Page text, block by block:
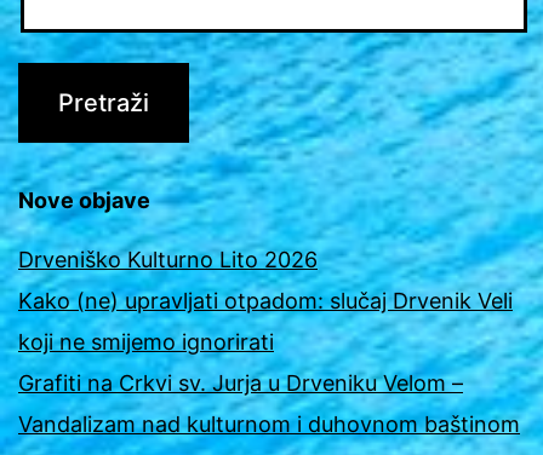
Nove objave
Drveniško Kulturno Lito 2026
Kako (ne) upravljati otpadom: slučaj Drvenik Veli
koji ne smijemo ignorirati
Grafiti na Crkvi sv. Jurja u Drveniku Velom –
Vandalizam nad kulturnom i duhovnom baštinom